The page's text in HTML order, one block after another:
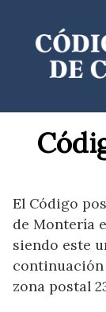
contenido
El Código
de Montería
siendo este
continuación
zona postal